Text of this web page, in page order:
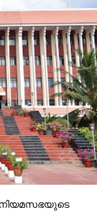
നിയമസഭയുടെ